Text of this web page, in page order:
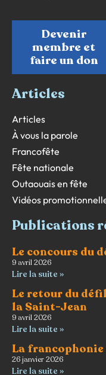
Devenir
membre et
faire un don
Articles
Articles
À vous la parole
Francofête
Fête nationale
Outaouais en fête
Vidéos
Publications
Le concours du
9 avril 2026
Lire la suite »
Le retour du
la Saint-Jean
9 avril 2026
Lire la suite »
La
26 janvier 2026
Lire la suite »